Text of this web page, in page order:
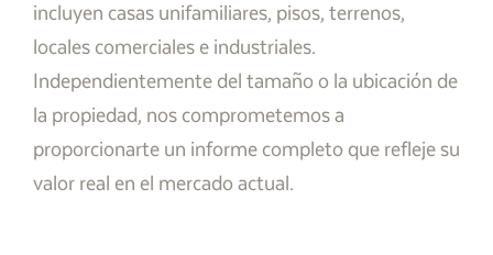
incluyen casas unifamiliares, pisos, terrenos,
locales comerciales e industriales.
Independientemente del tamaño o la ubicación de
la propiedad, nos comprometemos a
proporcionarte un informe completo que refleje su
valor real en el mercado actual.